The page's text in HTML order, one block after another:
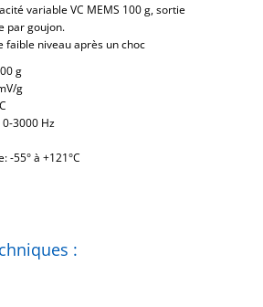
:
variable VC MEMS 100 g, sortie
par goujon.
faible niveau après un choc
g
g
3000 Hz
-55° à +121°C